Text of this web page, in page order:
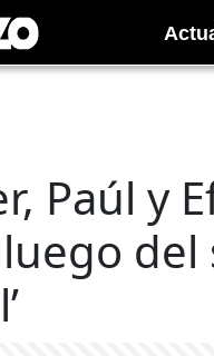
Paúl y
del